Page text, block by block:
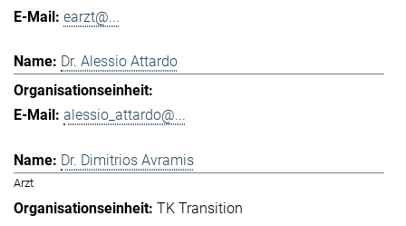
earzt@...
Dr. Alessio Attardo
alessio_attardo@...
Dr. Dimitrios Avramis
Arzt
TK Transition